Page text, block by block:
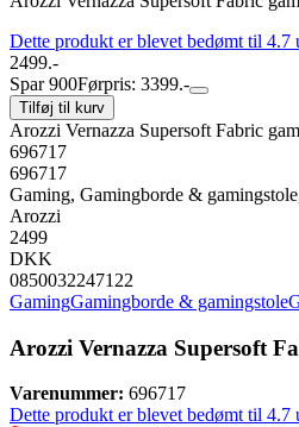
Dette produkt er blevet bedømt til 4.7
2499.-
Spar 900Førpris: 3399.-
Tilføj til kurv
Arozzi Vernazza Supersoft Fabric
696717
696717
Gaming, Gamingborde &
Arozzi
2499
DKK
0850032247122
GamingGamingborde & gamingstole
Arozzi Vernazza Supersoft
Varenummer: 696717
Dette produkt er blevet bedømt til 4.7